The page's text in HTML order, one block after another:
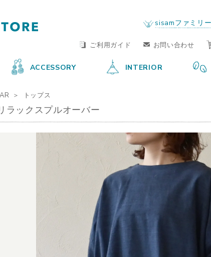
by sisam FAIR TRADE
sisamファミリ
ご利用ガイド お問い合わせ
ACCESSORY INTERIOR
トップス
ラックスプルオーバー